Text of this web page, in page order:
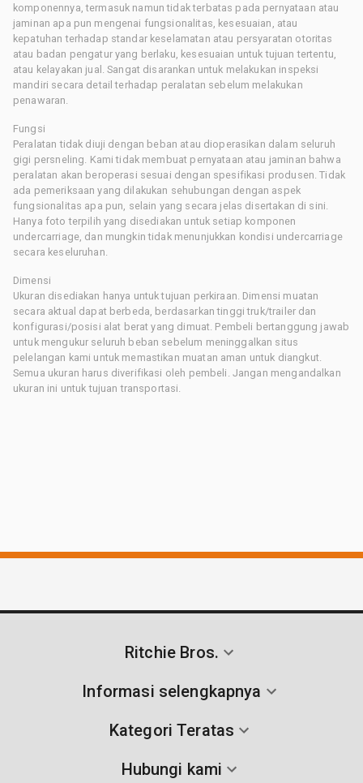
komponennya, termasuk namun tidak terbatas pada pernyataan atau
jaminan apa pun mengenai fungsionalitas, kesesuaian, atau
kepatuhan terhadap standar keselamatan atau persyaratan otoritas
atau badan pengatur yang berlaku, kesesuaian untuk tujuan tertentu,
atau kelayakan jual. Sangat disarankan untuk melakukan inspeksi
mandiri secara detail terhadap peralatan sebelum melakukan
penawaran.
Fungsi
Peralatan tidak diuji dengan beban atau dioperasikan dalam seluruh
gigi persneling. Kami tidak membuat pernyataan atau jaminan bahwa
peralatan akan beroperasi sesuai dengan spesifikasi produsen. Tidak
ada pemeriksaan yang dilakukan sehubungan dengan aspek
fungsionalitas apa pun, selain yang secara jelas disertakan di sini.
Hanya foto terpilih yang disediakan untuk setiap komponen
undercarriage, dan mungkin tidak menunjukkan kondisi undercarriage
secara keseluruhan.
Dimensi
Ukuran disediakan hanya untuk tujuan perkiraan. Dimensi muatan
secara aktual dapat berbeda, berdasarkan tinggi truk/trailer dan
konfigurasi/posisi alat berat yang dimuat. Pembeli bertanggung jawab
untuk mengukur seluruh beban sebelum meninggalkan situs
pelelangan kami untuk memastikan muatan aman untuk diangkut.
Semua ukuran harus diverifikasi oleh pembeli. Jangan mengandalkan
ukuran ini untuk tujuan transportasi.
Ritchie Bros.
Informasi selengkapnya
Kategori Teratas
Hubungi kami